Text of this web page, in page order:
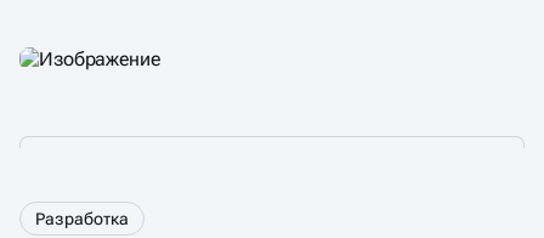
Разработка